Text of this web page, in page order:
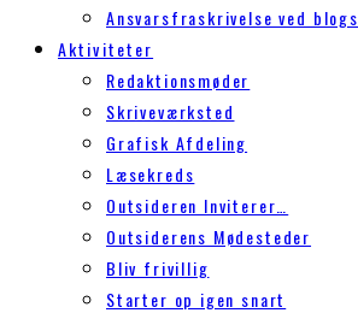
Ansvarsfraskrivelse ved blogs
Aktiviteter
Redaktionsmøder
Skriveværksted
Grafisk Afdeling
Læsekreds
Outsideren Inviterer…
Outsiderens Mødesteder
Bliv frivillig
Starter op igen snart